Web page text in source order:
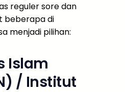
reguler sore dan
beberapa di
menjadi pilihan:
Islam
/ Institut